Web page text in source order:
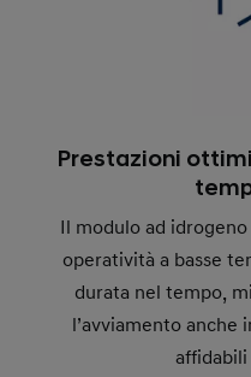
Prestazioni
Il modulo ad
operatività a basse
durata nel tempo,
l’avviamento anche
affidabili